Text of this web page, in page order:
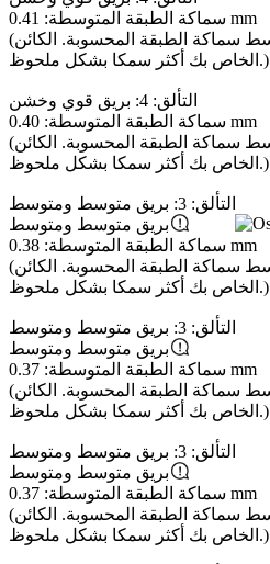
سماكة الطبقة المتوسطة: 0.41 mm
(متوسط ​​سماكة الطبقة المحسوبة. الكائن
الخاص بك أكثر سمكا بشكل ملحوظ.)
التألق: 4: بريق قوي وخشن
سماكة الطبقة المتوسطة: 0.40 mm
(متوسط ​​سماكة الطبقة المحسوبة. الكائن
الخاص بك أكثر سمكا بشكل ملحوظ.)
التألق: 3: بريق متوسط ​​ومتوسط
بريق متوسط ​​ومتوسط
سماكة الطبقة المتوسطة: 0.38 mm
(متوسط ​​سماكة الطبقة المحسوبة. الكائن
الخاص بك أكثر سمكا بشكل ملحوظ.)
التألق: 3: بريق متوسط ​​ومتوسط
بريق متوسط ​​ومتوسط
سماكة الطبقة المتوسطة: 0.37 mm
(متوسط ​​سماكة الطبقة المحسوبة. الكائن
الخاص بك أكثر سمكا بشكل ملحوظ.)
التألق: 3: بريق متوسط ​​ومتوسط
بريق متوسط ​​ومتوسط
سماكة الطبقة المتوسطة: 0.37 mm
(متوسط ​​سماكة الطبقة المحسوبة. الكائن
الخاص بك أكثر سمكا بشكل ملحوظ.)